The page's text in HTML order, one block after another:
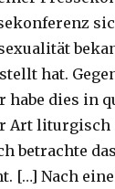
hat.
habe dies in
Art liturgisch
betrachte
[…] Nach